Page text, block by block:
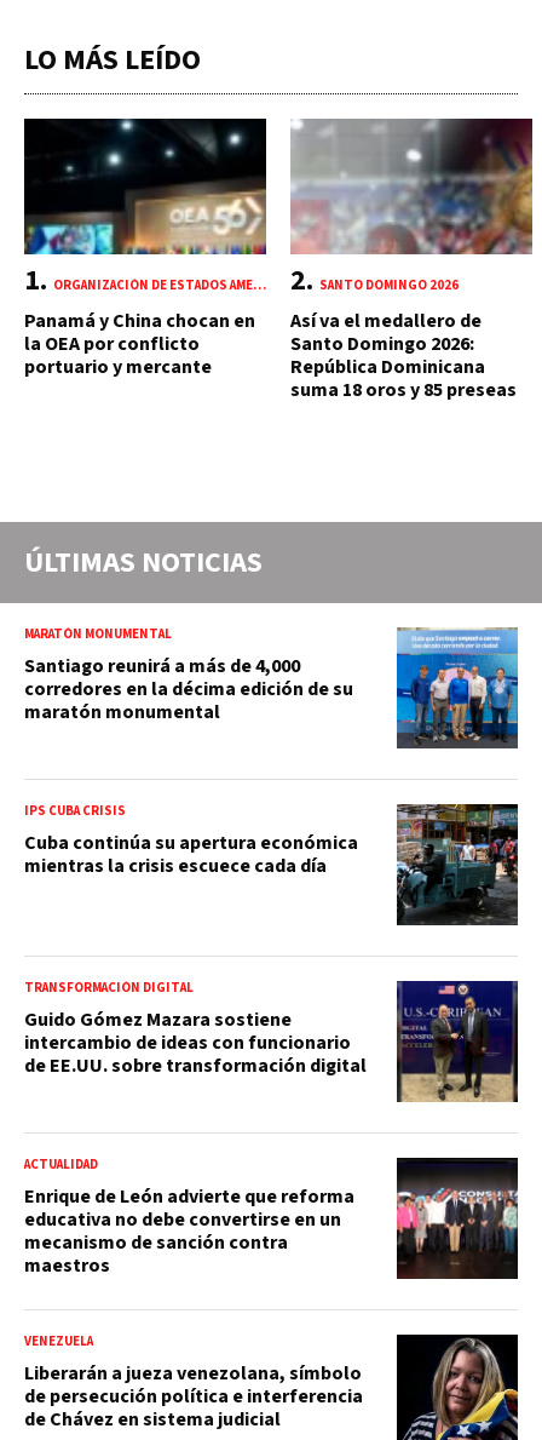
LO MÁS LEÍDO
ORGANIZACIÓN DE ESTADOS AMERICANOS (OEA)
Panamá y China chocan en
la OEA por conflicto
portuario y mercante
SANTO DOMINGO 2026
Así va el medallero de
Santo Domingo 2026:
República Dominicana
suma 18 oros y 85 preseas
ÚLTIMAS NOTICIAS
MARATÓN MONUMENTAL
Santiago reunirá a más de 4,000
corredores en la décima edición de su
maratón monumental
IPS CUBA CRISIS
Cuba continúa su apertura económica
mientras la crisis escuece cada día
TRANSFORMACIÓN DIGITAL
Guido Gómez Mazara sostiene
intercambio de ideas con funcionario
de EE.UU. sobre transformación digital
ACTUALIDAD
Enrique de León advierte que reforma
educativa no debe convertirse en un
mecanismo de sanción contra
maestros
VENEZUELA
Liberarán a jueza venezolana, símbolo
de persecución política e interferencia
de Chávez en sistema judicial